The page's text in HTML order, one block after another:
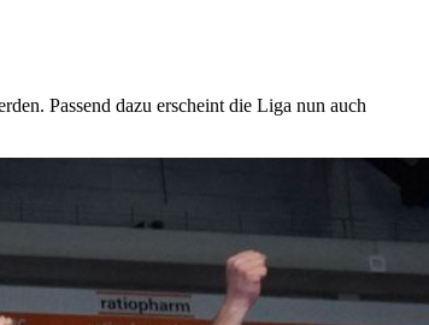
Passend dazu erscheint die Liga nun auch